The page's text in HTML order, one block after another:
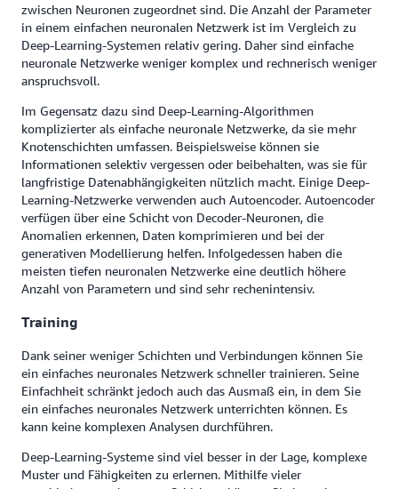
zwischen Neuronen zugeordnet sind. Die Anzahl der Parameter
in einem einfachen neuronalen Netzwerk ist im Vergleich zu
Deep-Learning-Systemen relativ gering. Daher sind einfache
neuronale Netzwerke weniger komplex und rechnerisch weniger
anspruchsvoll.
Im Gegensatz dazu sind Deep-Learning-Algorithmen
komplizierter als einfache neuronale Netzwerke, da sie mehr
Knotenschichten umfassen. Beispielsweise können sie
Informationen selektiv vergessen oder beibehalten, was sie für
langfristige Datenabhängigkeiten nützlich macht. Einige Deep-
Learning-Netzwerke verwenden auch Autoencoder. Autoencoder
verfügen über eine Schicht von Decoder-Neuronen, die
Anomalien erkennen, Daten komprimieren und bei der
generativen Modellierung helfen. Infolgedessen haben die
meisten tiefen neuronalen Netzwerke eine deutlich höhere
Anzahl von Parametern und sind sehr rechenintensiv.
Training
Dank seiner weniger Schichten und Verbindungen können Sie
ein einfaches neuronales Netzwerk schneller trainieren. Seine
Einfachheit schränkt jedoch auch das Ausmaß ein, in dem Sie
ein einfaches neuronales Netzwerk unterrichten können. Es
kann keine komplexen Analysen durchführen.
Deep-Learning-Systeme sind viel besser in der Lage, komplexe
Muster und Fähigkeiten zu erlernen. Mithilfe vieler